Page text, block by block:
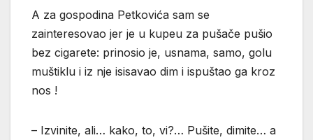
A za gospodina Petkovića sam se
zainteresovao jer je u kupeu za pušače pušio
bez cigarete: prinosio je, usnama, samo, golu
muštiklu i iz nje isisavao dim i ispuštao ga kroz
nos !
– Izvinite, ali… kako, to, vi?… Pušite, dimite… a